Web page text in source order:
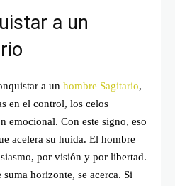
a un
a un hombre Sagitario,
en el control, los celos
emocional. Con este signo, eso
acelera su huida. El hombre
por visión y por libertad.
horizonte, se acerca. Si